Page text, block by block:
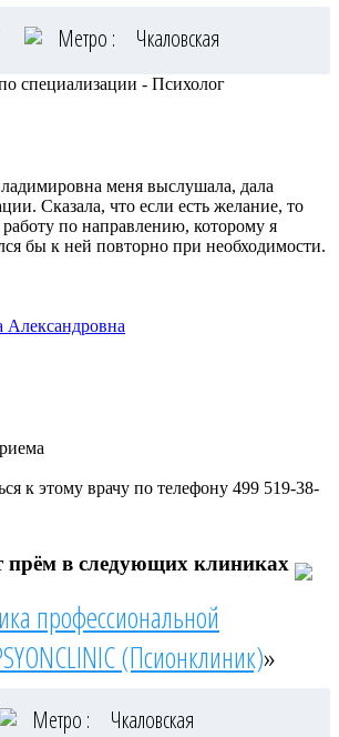
Метро : Чкаловская
специализации - Психолог
меня выслушала, дала
Сказала, что если есть желание, то
по направлению, которому я
бы к ней повторно при необходимости.
Александровна
к этому врачу по телефону 499 519-38-
прём в следующих клиниках
профессиональной
(Псионклиник)»
Метро : Чкаловская